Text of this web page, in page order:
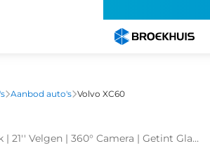
Aanbod auto's Volvo XC60
| 21'' Velgen | 360° Camera | Getint Glas